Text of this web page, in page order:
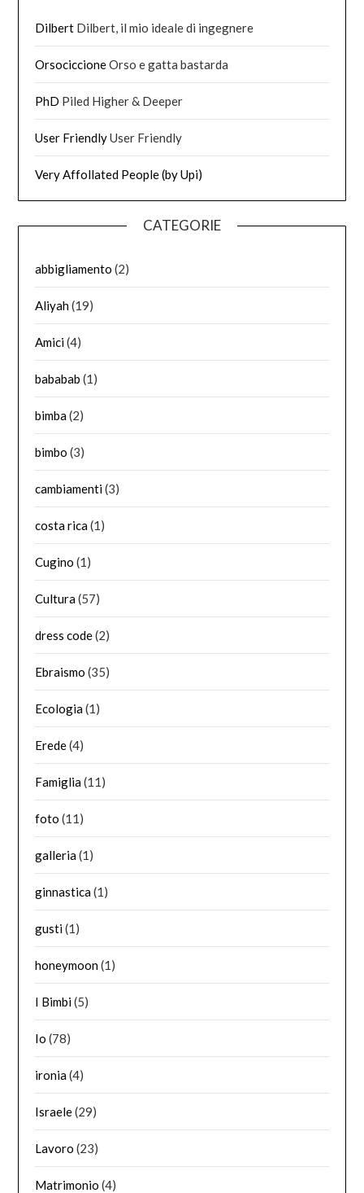
Dilbert Dilbert, il mio ideale di ingegnere
OrsociccioneOrso e gatta bastarda
PhD Piled Higher & Deeper
User FriendlyUser Friendly
Very Affollated People (by Upi)
CATEGORIE
abbigliamento (2)
Aliyah(19)
Amici(4)
bababab (1)
bimba(2)
bimbo (3)
cambiamenti(3)
costa rica(1)
Cugino (1)
Cultura(57)
dress code(2)
Ebraismo (35)
Ecologia(1)
Erede(4)
Famiglia(11)
foto (11)
galleria(1)
ginnastica(1)
gusti(1)
honeymoon(1)
I Bimbi(5)
Io (78)
ironia(4)
Israele(29)
Lavoro (23)
Matrimonio (4)